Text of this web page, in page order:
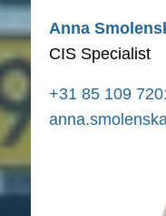
Anna
CIS Specialist
+31 85 109